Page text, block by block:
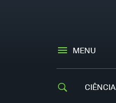
MENU
CIÊNCIA